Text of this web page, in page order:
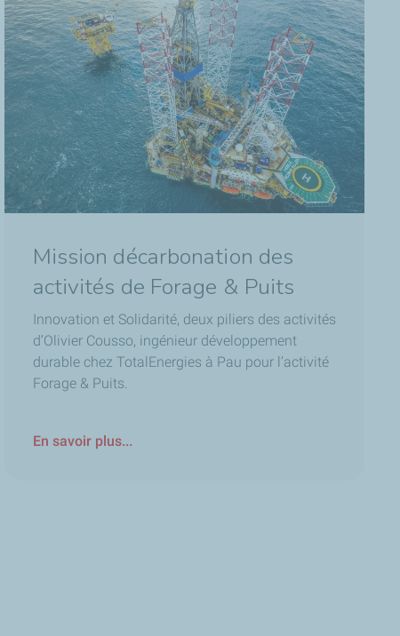
Mission décarbonation des
activités de Forage & Puits
Innovation et Solidarité, deux piliers des activités
d’Olivier Cousso, ingénieur développement
durable chez TotalEnergies à Pau pour l’activité
Forage & Puits.
En savoir plus...